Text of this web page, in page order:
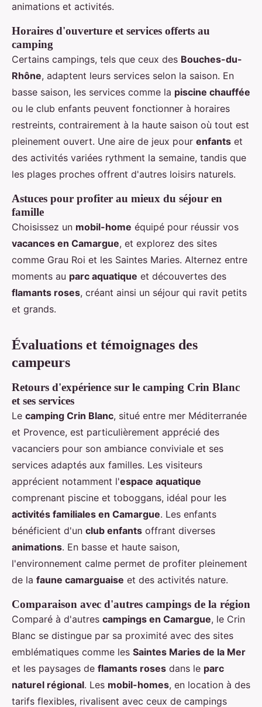
animations et activités.
Horaires d'ouverture et services offerts au
camping
Certains campings, tels que ceux des Bouches-du-
Rhône, adaptent leurs services selon la saison. En
basse saison, les services comme la piscine chauffée
ou le club enfants peuvent fonctionner à horaires
restreints, contrairement à la haute saison où tout est
pleinement ouvert. Une aire de jeux pour enfants et
des activités variées rythment la semaine, tandis que
les plages proches offrent d'autres loisirs naturels.
Astuces pour profiter au mieux du séjour en
famille
Choisissez un mobil-home équipé pour réussir vos
vacances en Camargue, et explorez des sites
comme Grau Roi et les Saintes Maries. Alternez entre
moments au parc aquatique et découvertes des
flamants roses, créant ainsi un séjour qui ravit petits
et grands.
Évaluations et témoignages des
campeurs
Retours d'expérience sur le camping Crin Blanc
et ses services
Le camping Crin Blanc, situé entre mer Méditerranée
et Provence, est particulièrement apprécié des
vacanciers pour son ambiance conviviale et ses
services adaptés aux familles. Les visiteurs
apprécient notamment l'espace aquatique
comprenant piscine et toboggans, idéal pour les
activités familiales en Camargue. Les enfants
bénéficient d'un club enfants offrant diverses
animations. En basse et haute saison,
l'environnement calme permet de profiter pleinement
de la faune camarguaise et des activités nature.
Comparaison avec d'autres campings de la région
Comparé à d'autres campings en Camargue, le Crin
Blanc se distingue par sa proximité avec des sites
emblématiques comme les Saintes Maries de la Mer
et les paysages de flamants roses dans le parc
naturel régional. Les mobil-homes, en location à des
tarifs flexibles, rivalisent avec ceux de campings